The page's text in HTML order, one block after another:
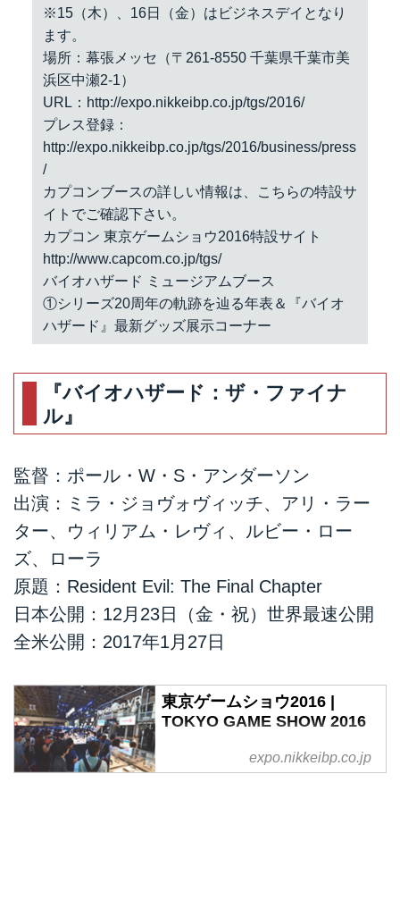
※15（木）、16日（金）はビジネスデイとなり
ます。
場所：幕張メッセ（〒261-8550 千葉県千葉市美
浜区中瀬2-1）
URL： http://expo.nikkeibp.co.jp/tgs/2016/
プレス登録：
http://expo.nikkeibp.co.jp/tgs/2016/business/press
/
カプコンブースの詳しい情報は、こちらの特設サ
イトでご確認下さい。
カプコン 東京ゲームショウ2016特設サイト
http://www.capcom.co.jp/tgs/
バイオハザード ミュージアムブース
①シリーズ20周年の軌跡を辿る年表＆『バイオ
ハザード』最新グッズ展示コーナー
『バイオハザード：ザ・ファイナ
ル』
監督：ポール・W・S・アンダーソン
出演：ミラ・ジョヴォヴィッチ、アリ・ラー
ター、ウィリアム・レヴィ、ルビー・ロー
ズ、ローラ
原題：Resident Evil: The Final Chapter
日本公開：12月23日（金・祝）世界最速公開
全米公開：2017年1月27日
東京ゲームショウ2016 |
TOKYO GAME SHOW 2016
expo.nikkeibp.co.jp